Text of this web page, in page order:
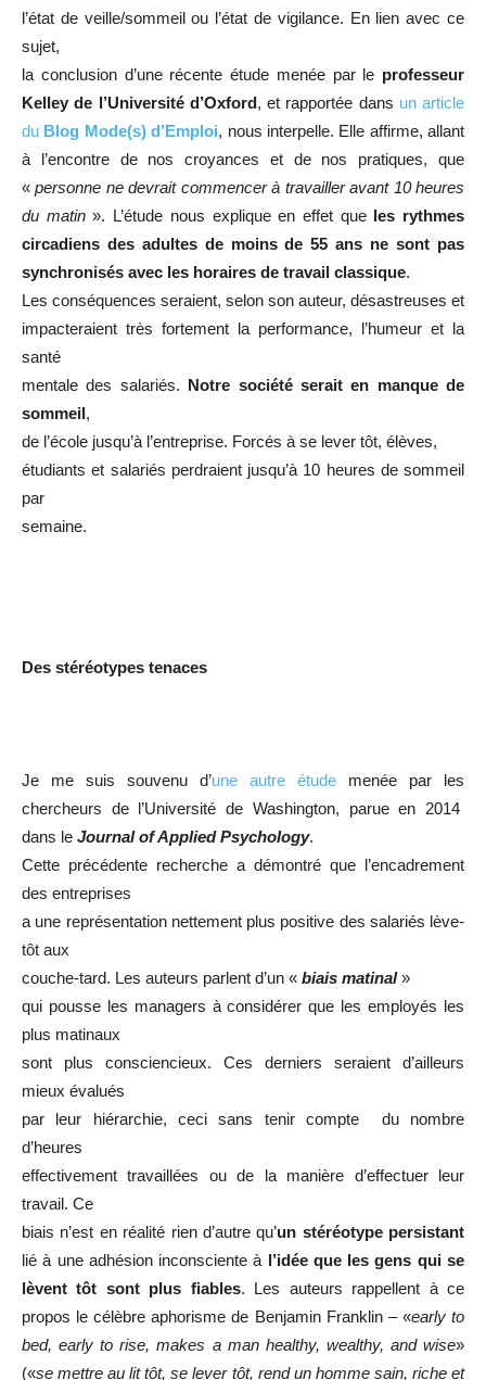
l’état de veille/sommeil ou l’état de vigilance. En lien avec ce
sujet,
la conclusion d’une récente étude menée par le professeur
Kelley de l’Université d’Oxford, et rapportée dans un article
du Blog Mode(s) d’Emploi, nous interpelle. Elle affirme, allant
à l’encontre de nos croyances et de nos pratiques, que
«personne ne devrait commencer à travailler avant 10 heures
du matin». L’étude nous explique en effet que les rythmes
circadiens des adultes de moins de 55 ans ne sont pas
synchronisés avec les horaires de travail classique.
Les conséquences seraient, selon son auteur, désastreuses et
impacteraient très fortement la performance, l’humeur et la
santé
mentale des salariés. Notre société serait en manque de
sommeil,
de l’école jusqu’à l’entreprise. Forcés à se lever tôt, élèves,
étudiants et salariés perdraient jusqu’à 10 heures de sommeil
par
semaine.
Des stéréotypes tenaces
Je me suis souvenu d’une autre étude menée par les
chercheurs de l’Université de Washington, parue en 2014
dans le Journal of Applied Psychology.
Cette précédente recherche a démontré que l’encadrement
des entreprises
a une représentation nettement plus positive des salariés lève-
tôt aux
couche-tard. Les auteurs parlent d’un « biais matinal»
qui pousse les managers à considérer que les employés les
plus matinaux
sont plus consciencieux. Ces derniers seraient d’ailleurs
mieux évalués
par leur hiérarchie, ceci sans tenir compte du nombre
d’heures
effectivement travaillées ou de la manière d’effectuer leur
travail. Ce
biais n’est en réalité rien d’autre qu’un stéréotype persistant
lié à une adhésion inconsciente à l’idée que les gens qui se
lèvent tôt sont plus fiables. Les auteurs rappellent à ce
propos le célèbre aphorisme de Benjamin Franklin – «early to
bed, early to rise, makes a man healthy, wealthy, and wise»
(«se mettre au lit tôt, se lever tôt, rend un homme sain, riche et